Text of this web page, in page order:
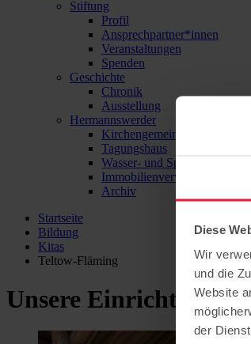
Diese
Wir
und die
Website
der
Stiftung
Profil
Ansprechpartner*innen
Veranstaltungen
Spenden
Geschichte
Chronik
Ausstellung
Hermannswerder
Kirchengemeinde
Tagungshaus
Wasser- und Sport-Zentrum
Immobilienverwaltung
Archiv
Startseite
Bildung
Kitas
Teltow-Fläming
Unsere